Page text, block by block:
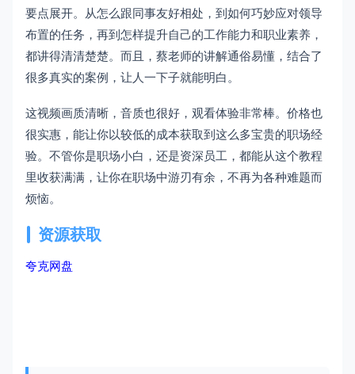
要点展开。从怎么跟同事友好相处，到如何巧妙应对领导
布置的任务，再到怎样提升自己的工作能力和职业素养，
都讲得清清楚楚。而且，蔡老师的讲解通俗易懂，结合了
很多真实的案例，让人一下子就能明白。
这视频画质清晰，音质也很好，观看体验非常棒。价格也
很实惠，能让你以较低的成本获取到这么多宝贵的职场经
验。不管你是职场小白，还是资深员工，都能从这个教程
里收获满满，让你在职场中游刃有余，不再为各种难题而
烦恼。
资源获取
夸克网盘